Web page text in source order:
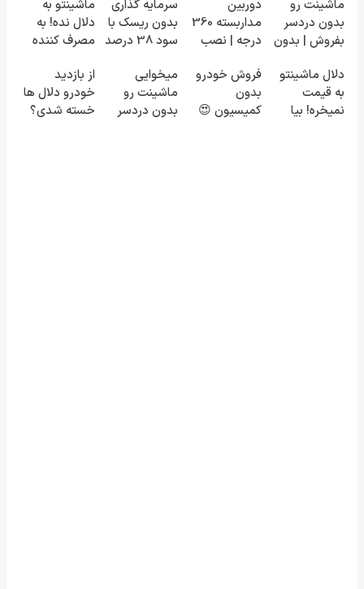
ماشینت رو
بدون دردسر
بفروش | بدون
دوربین
مداربسته 360
درجه | نصب
سرمایه گذاری
بدون ریسک با
سود 38 درصد
ماشینتو به
دلال نده! به
مصرف کننده
پاسخ به یک
تماس
دلال ماشینتو
به قیمت
نمیخره! بیا
فروش خودرو
بدون
کمیسیون 😍
میخوایی
ماشینت رو
بدون دردسر
از بازدید
خودرو دلال ها
خسته شدی؟